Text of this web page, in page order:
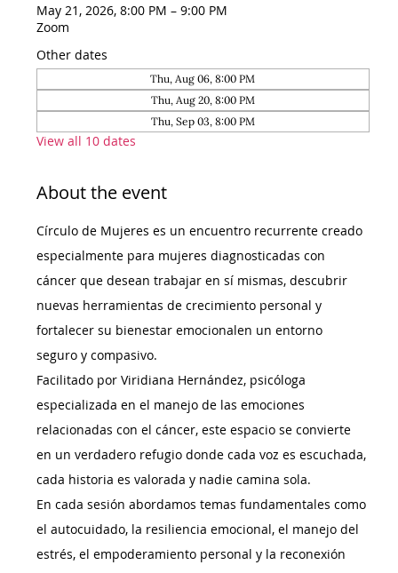
May 21, 2026, 8:00 PM – 9:00 PM
Zoom
Other dates
Thu, Aug 06, 8:00 PM
Thu, Aug 20, 8:00 PM
Thu, Sep 03, 8:00 PM
View all 10 dates
About the event
Círculo de Mujeres es un encuentro recurrente creado
especialmente para mujeres diagnosticadas con
cáncer que desean trabajar en sí mismas, descubrir
nuevas herramientas de crecimiento personal y
fortalecer su bienestar emocionalen un entorno
seguro y compasivo.
Facilitado por Viridiana Hernández, psicóloga
especializada en el manejo de las emociones
relacionadas con el cáncer, este espacio se convierte
en un verdadero refugio donde cada voz es escuchada,
cada historia es valorada y nadie camina sola.
En cada sesión abordamos temas fundamentales como
el autocuidado, la resiliencia emocional, el manejo del
estrés, el empoderamiento personal y la reconexión